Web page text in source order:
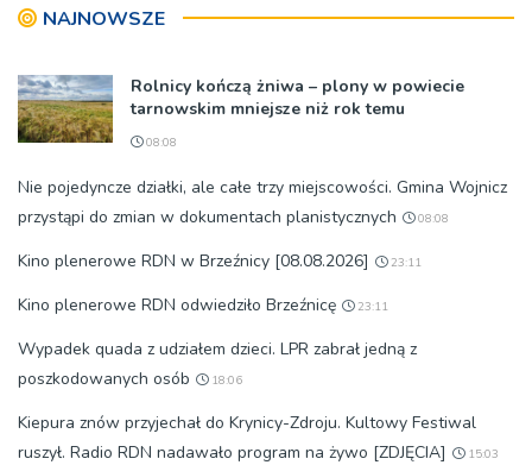
NAJNOWSZE
Rolnicy kończą żniwa – plony w powiecie
tarnowskim mniejsze niż rok temu
08:08
Nie pojedyncze działki, ale całe trzy miejscowości. Gmina Wojnicz
przystąpi do zmian w dokumentach planistycznych
08:08
Kino plenerowe RDN w Brzeźnicy [08.08.2026] 23:11
Kino plenerowe RDN odwiedziło Brzeźnicę 23:11
Wypadek quada z udziałem dzieci. LPR zabrał jedną z
poszkodowanych osób
18:06
Kiepura znów przyjechał do Krynicy-Zdroju. Kultowy Festiwal
ruszył. Radio RDN nadawało program na żywo [ZDJĘCIA]
15:03